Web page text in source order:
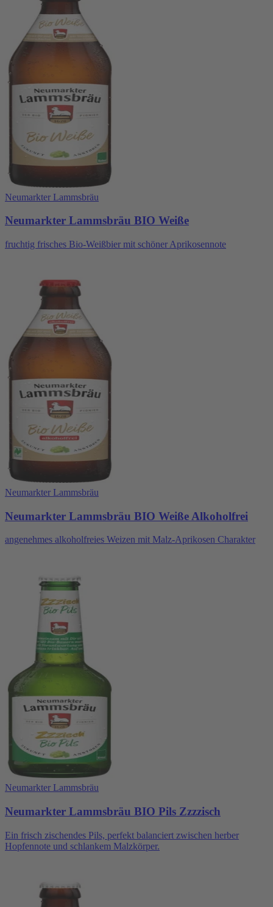
Neumarkter Lammsbräu
Neumarkter Lammsbräu BIO Weiße
fruchtig frisches Bio-Weißbier mit schöner Aprikosennote
Neumarkter Lammsbräu
Neumarkter Lammsbräu BIO Weiße Alkoholfrei
angenehmes alkoholfreies Weizen mit Malz-Aprikosen Charakter
Neumarkter Lammsbräu
Neumarkter Lammsbräu BIO Pils Zzzzisch
Ein frisch zischendes Pils, perfekt balanciert zwischen herber
Hopfennote und schlankem Malzkörper.